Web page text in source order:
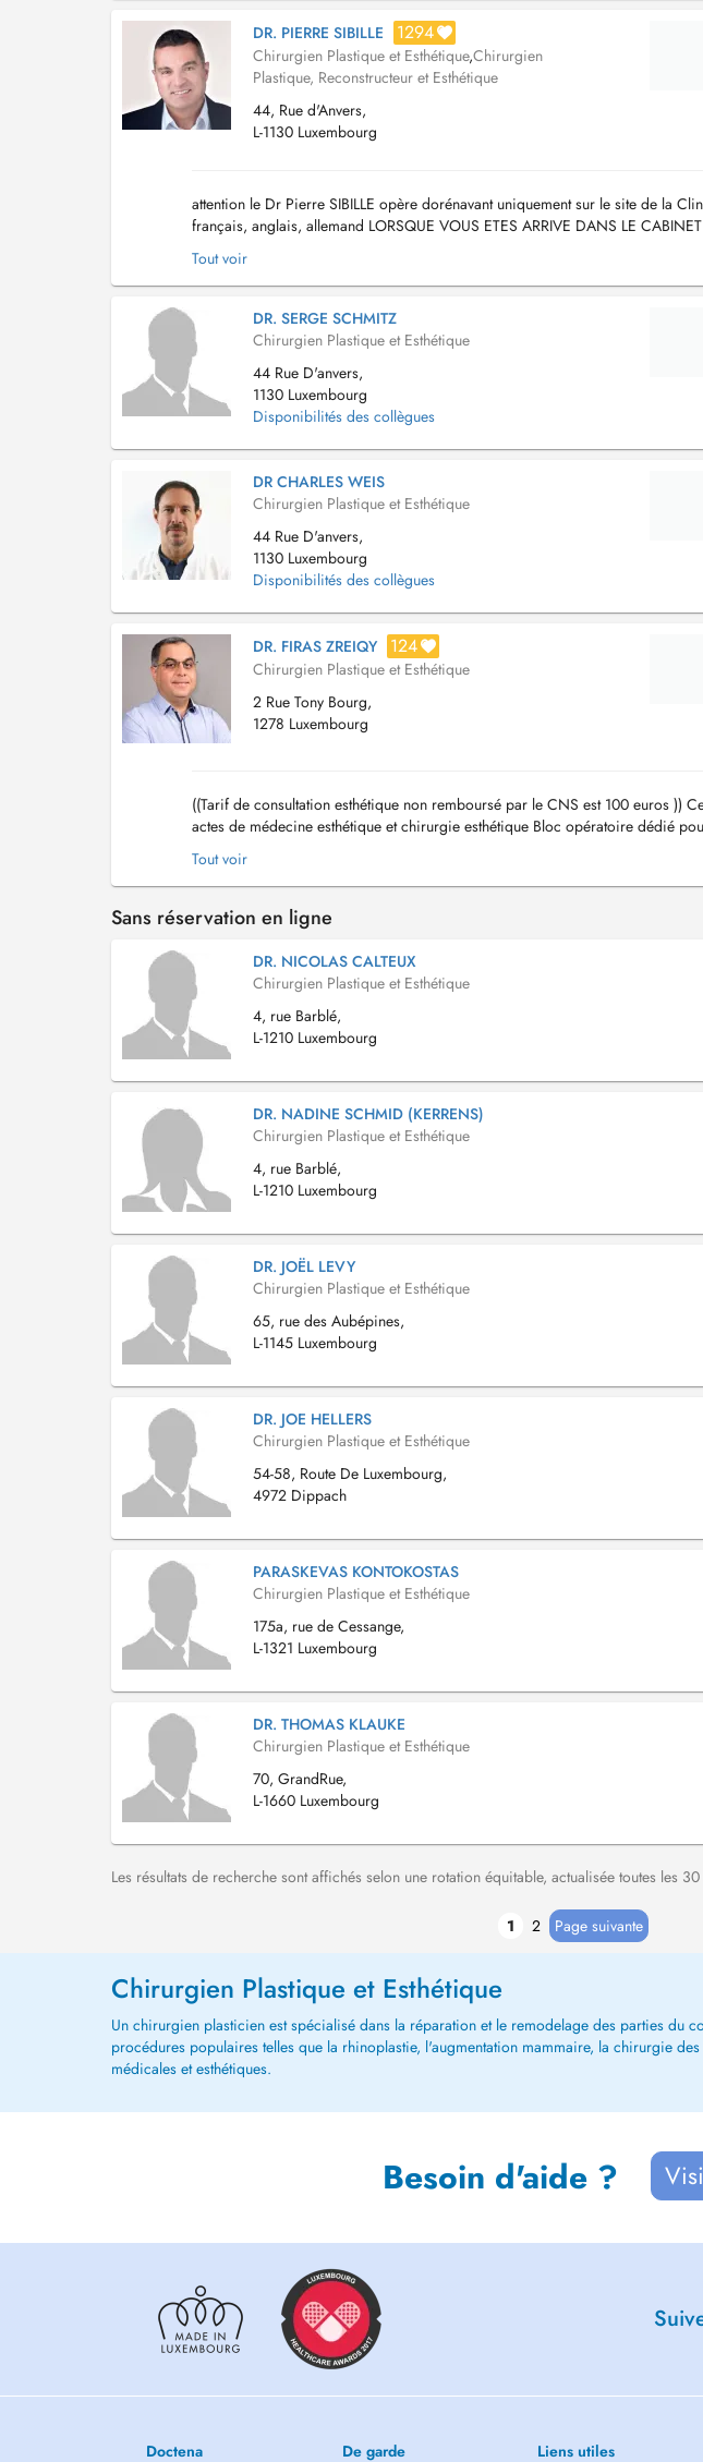
DR. PIERRE SIBILLE 1294
Chirurgien Plastique et Esthétique,Chirurgien
Plastique, Reconstructeur et Esthétique
44, Rue d'Anvers,
L-1130 Luxembourg
attention le Dr Pierre SIBILLE opère dorénavant uniquement sur le site de la
français, anglais, allemand LORSQUE VOUS ETES ARRIVE DANS LE
SALLE D ATTENTE, sans déranger les secretaires des autres c...
Tout voir
DR. SERGE SCHMITZ
Chirurgien Plastique et Esthétique
44 Rue D'anvers,
1130 Luxembourg
Disponibilités des collègues
DR CHARLES WEIS
Chirurgien Plastique et Esthétique
44 Rue D'anvers,
1130 Luxembourg
Disponibilités des collègues
DR. FIRAS ZREIQY 124
Chirurgien Plastique et Esthétique
2 Rue Tony Bourg,
1278 Luxembourg
((Tarif de consultation esthétique non remboursé par le CNS est 100 euros ))
actes de médecine esthétique et chirurgie esthétique Bloc opératoire dédié
paupières , mini-lift de visage , lipoasp...
Tout voir
Sans réservation en ligne
DR. NICOLAS CALTEUX
Chirurgien Plastique et Esthétique
4, rue Barblé,
L-1210 Luxembourg
DR. NADINE SCHMID (KERRENS)
Chirurgien Plastique et Esthétique
4, rue Barblé,
L-1210 Luxembourg
DR. JOËL LEVY
Chirurgien Plastique et Esthétique
65, rue des Aubépines,
L-1145 Luxembourg
DR. JOE HELLERS
Chirurgien Plastique et Esthétique
54-58, Route De Luxembourg,
4972 Dippach
PARASKEVAS KONTOKOSTAS
Chirurgien Plastique et Esthétique
175a, rue de Cessange,
L-1321 Luxembourg
DR. THOMAS KLAUKE
Chirurgien Plastique et Esthétique
70, GrandRue,
L-1660 Luxembourg
Les résultats de recherche sont affichés selon une rotation équitable, actualisée toutes les
1 2 Page suivante
Chirurgien Plastique et Esthétique
Un chirurgien plasticien est spécialisé dans la réparation et le remodelage des parties
procédures populaires telles que la rhinoplastie, l'augmentation mammaire, la chirurgie
médicales et esthétiques.
Besoin d'aide ?
Doctena De garde Liens utiles